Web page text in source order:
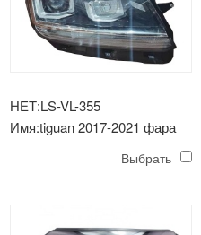
НЕТ:LS-VL-355
Имя:tiguan 2017-2021 фара
Выбрать